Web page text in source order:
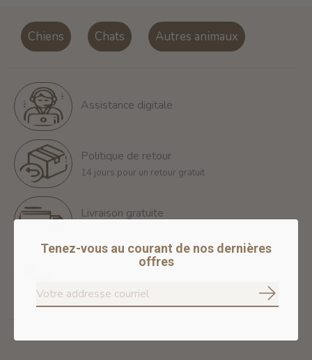
Chiens Chats Autres animaux
Assistance digitale
Politique de retour
14 jours pour un retour gratuit
Livraison gratuite
Paiements 100% sécurisés
Nous assurons des paiements sécurisés
Tenez-vous au courant de nos dernières
offres